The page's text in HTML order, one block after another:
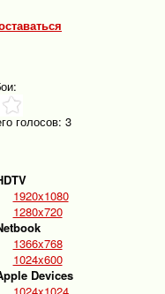
голосов: 3
1920x1080
1280x720
1366x768
1024x600
Devices
1024x1024